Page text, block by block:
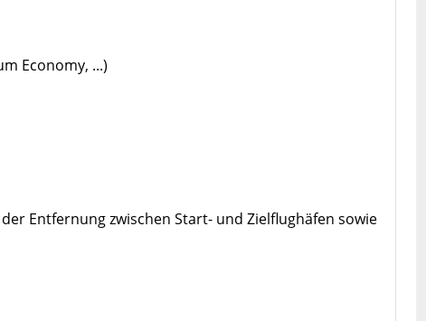
Economy, ...)
Entfernung zwischen Start- und Zielflughäfen sowie